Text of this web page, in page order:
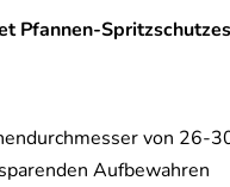
Pfannen-
von 26-
Aufbewahren